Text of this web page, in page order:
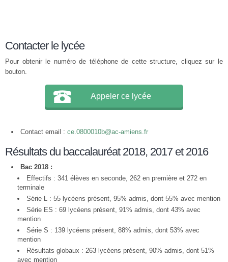
Contacter le lycée
Pour obtenir le numéro de téléphone de cette structure, cliquez sur le
bouton.
Appeler ce lycée
Contact email : ce.0800010b@ac-amiens.fr
Résultats du baccalauréat 2018, 2017 et 2016
Bac 2018 :
Effectifs : 341 élèves en seconde, 262 en première et 272 en
terminale
Série L : 55 lycéens présent, 95% admis, dont 55% avec mention
Série ES : 69 lycéens présent, 91% admis, dont 43% avec
mention
Série S : 139 lycéens présent, 88% admis, dont 53% avec
mention
Résultats globaux : 263 lycéens présent, 90% admis, dont 51%
avec mention